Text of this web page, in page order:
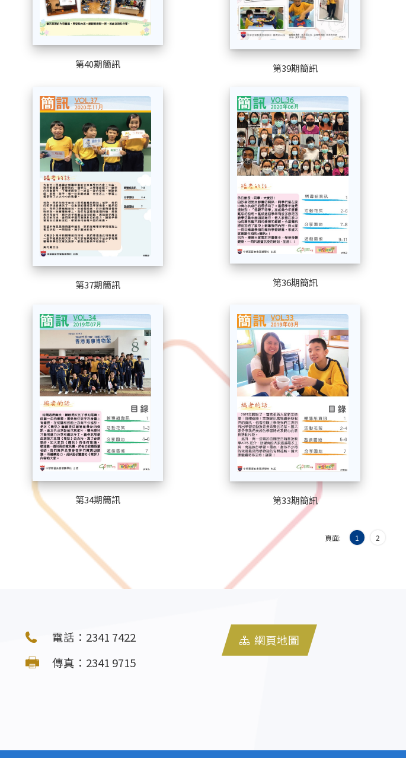
第40期簡訊 第39期簡訊
第37期簡訊 第36期簡訊
第34期簡訊 第33期簡訊
頁面: 1 2
電話：2341 7422
傳真：2341 9715
網頁地圖